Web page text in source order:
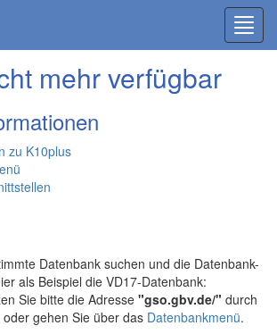
mehr verfügbar
zu K10plus
Datenbank suchen und die Datenbank-
als Beispiel die VD17-Datenbank:
Sie bitte die Adresse "gso.gbv.de/" durch
oder gehen Sie über das Datenbankmenü.